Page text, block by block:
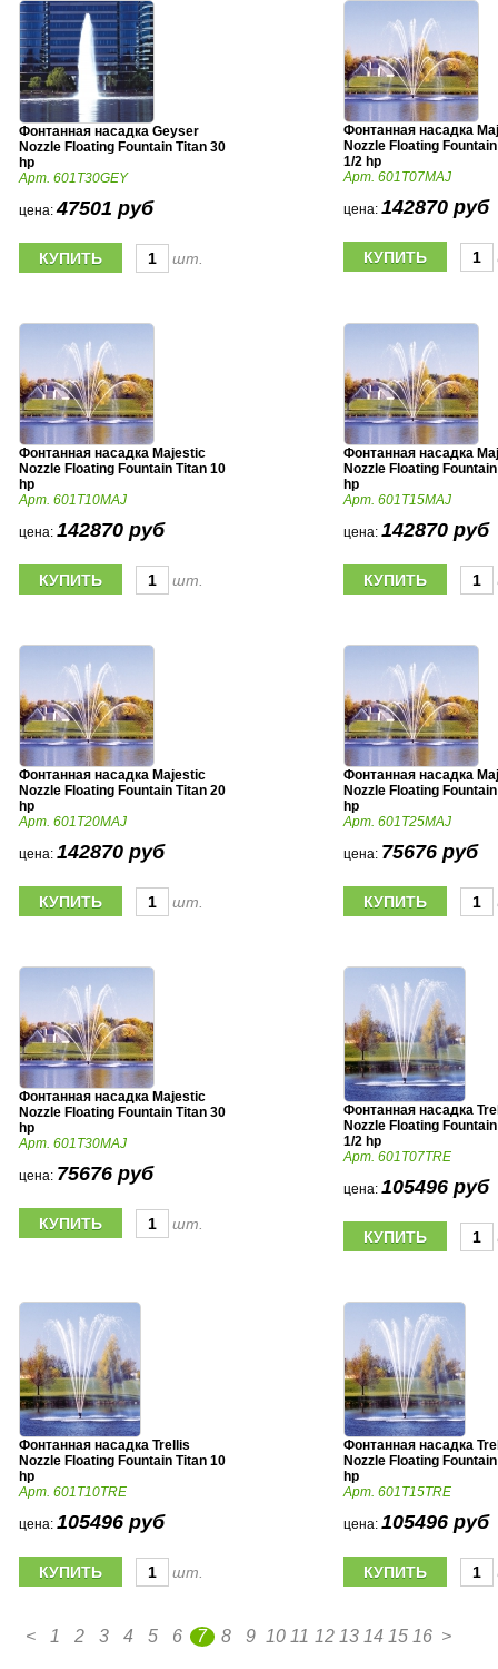
Фонтанная насадка Geyser
Nozzle Floating Fountain Titan 30
hp
Арт. 601T30GEY
цена:47501 руб
шт.
Фонтанная насадка
Nozzle Floating
1/2 hp
Арт. 601T07MAJ
цена: 142870 руб
Фонтанная насадка Majestic
Nozzle Floating Fountain Titan 10
hp
Арт. 601T10MAJ
цена: 142870 руб
шт.
Фонтанная насадка
Nozzle Floating
hp
Арт. 601T15MAJ
цена: 142870 руб
Фонтанная насадка Majestic
Nozzle Floating Fountain Titan 20
hp
Арт. 601T20MAJ
цена: 142870 руб
шт.
Фонтанная насадка
Nozzle Floating
hp
Арт. 601T25MAJ
цена: 75676 руб
Фонтанная насадка Majestic
Nozzle Floating Fountain Titan 30
hp
Арт. 601T30MAJ
цена: 75676 руб
шт.
Фонтанная насадка
Nozzle Floating
1/2 hp
Арт. 601T07TRE
цена: 105496 руб
Фонтанная насадка Trellis
Nozzle Floating Fountain Titan 10
hp
Арт. 601T10TRE
цена: 105496 руб
шт.
Фонтанная насадка
Nozzle Floating
hp
Арт. 601T15TRE
цена: 105496 руб
< 1 2 3 4 5 6 7 8 9 10 11 12 13 14 15 16 >